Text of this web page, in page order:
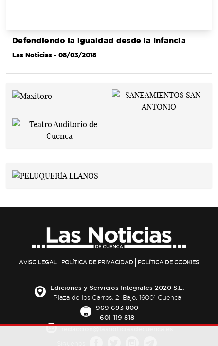
Defendiendo la igualdad desde la Infancia
Las Noticias - 08/03/2018
AVISO LEGAL POLÍTICA DE PRIVACIDAD POLÍTICA DE COOKIES
Ediciones y Servicios Integrales 2020 S.L.
Plaza de los Carros, 2. Bajo. 16001 Cuenca
969 693 800
601 119 818